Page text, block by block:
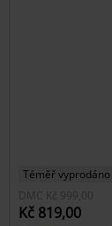
Téměř vyprodáno
DMC
Kč 999,00
Kč 819,00